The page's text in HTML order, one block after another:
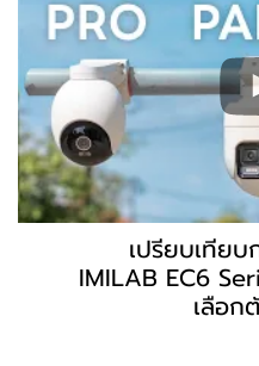
เปรียบเทีย
IMILAB EC6
เลือก